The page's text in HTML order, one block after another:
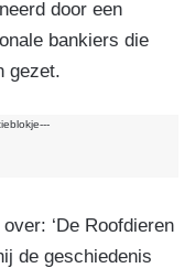
door een
bankiers die
gezet.
‘De Roofdieren
de geschiedenis